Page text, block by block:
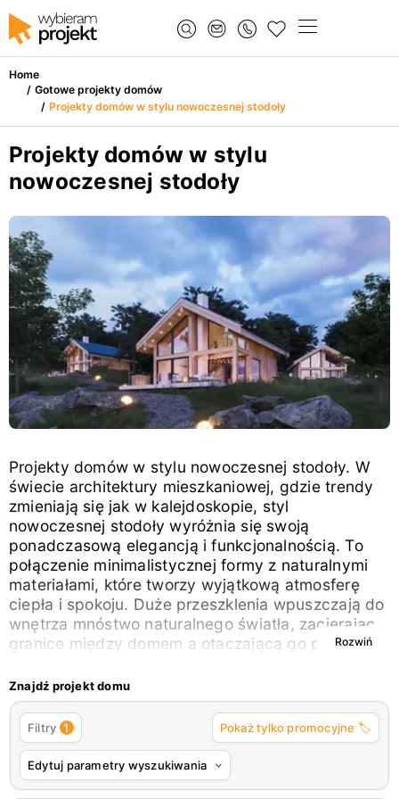
Home
/ Gotowe projekty domów
/ Projekty domów w stylu nowoczesnej stodoły
Projekty domów w stylu
nowoczesnej stodoły
Projekty domów w stylu nowoczesnej stodoły. W
świecie architektury mieszkaniowej, gdzie trendy
zmieniają się jak w kalejdoskopie, styl
nowoczesnej stodoły wyróżnia się swoją
ponadczasową elegancją i funkcjonalnością. To
połączenie minimalistycznej formy z naturalnymi
materiałami, które tworzy wyjątkową atmosferę
ciepła i spokoju. Duże przeszklenia wpuszczają do
wnętrza mnóstwo naturalnego światła, zacierając
granice między domem a otaczającą go przyrodą.
idealne rozwiązanie dla osób ceniących sobie
prostotę. Styl nowoczesnej stodoły charakteryzuje
się przede wszystkim prostą, geometryczną bryłą,
często z dwuspadowym dachem o dużym
nachyleniu. Elewacje są zazwyczaj wykończone
naturalnymi materiałami, takimi jak drewno, kamień
Rozwiń
Znajdź projekt domu
Filtry 1 Pokaż tylko promocyjne 🏷️
Edytuj parametry wyszukiwania